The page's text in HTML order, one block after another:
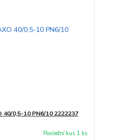
0,5-10 PN6/10 2222237
Poslední kus 1 ks